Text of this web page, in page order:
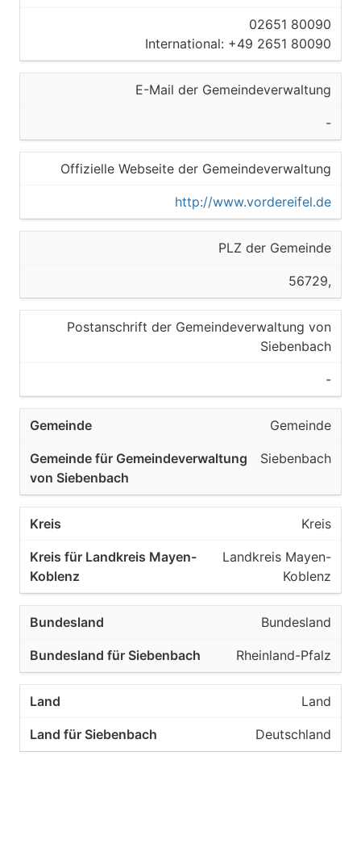
02651 80090
International: +49 2651 80090
E-Mail der Gemeindeverwaltung
-
Offizielle Webseite der Gemeindeverwaltung
http://www.vordereifel.de
PLZ der Gemeinde
56729,
Postanschrift der Gemeindeverwaltung von
Siebenbach
-
Gemeinde
Siebenbach
Kreis
Landkreis Mayen-
Koblenz
Bundesland
Rheinland-Pfalz
Land
Deutschland